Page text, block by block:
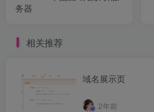
务器
相关推荐
域名展示页
2年前